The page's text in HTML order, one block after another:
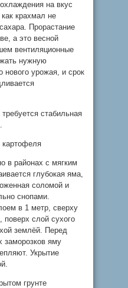
на вкус
крахмал не
Прорастание
а это весной
вентиляционные
нужную
нового урожая, и срок
стабильная
картофеля
в районах с мягким
глубокая яма,
соломой и
снопами.
в 1 метр, сверху
слой сухого
землёй. Перед
заморозков яму
Укрытие
грунте